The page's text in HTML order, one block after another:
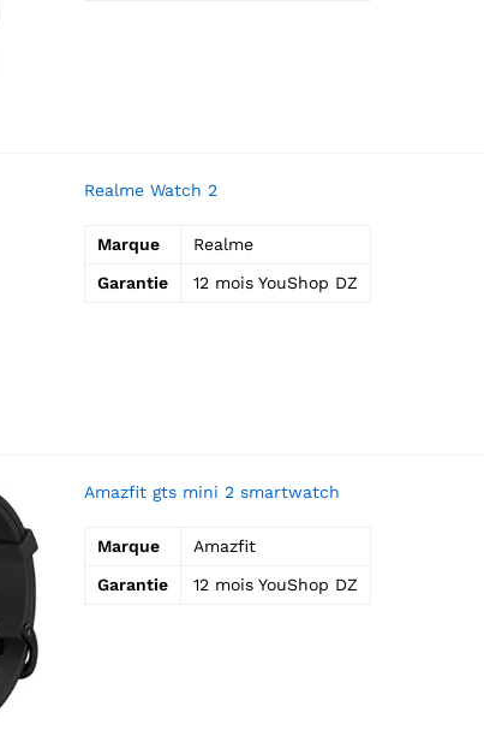
Realme Watch 2
Marque
Realme
Garantie
12 mois YouShop DZ
Amazfit gts mini 2 smartwatch
Marque
Amazfit
Garantie
12 mois YouShop DZ